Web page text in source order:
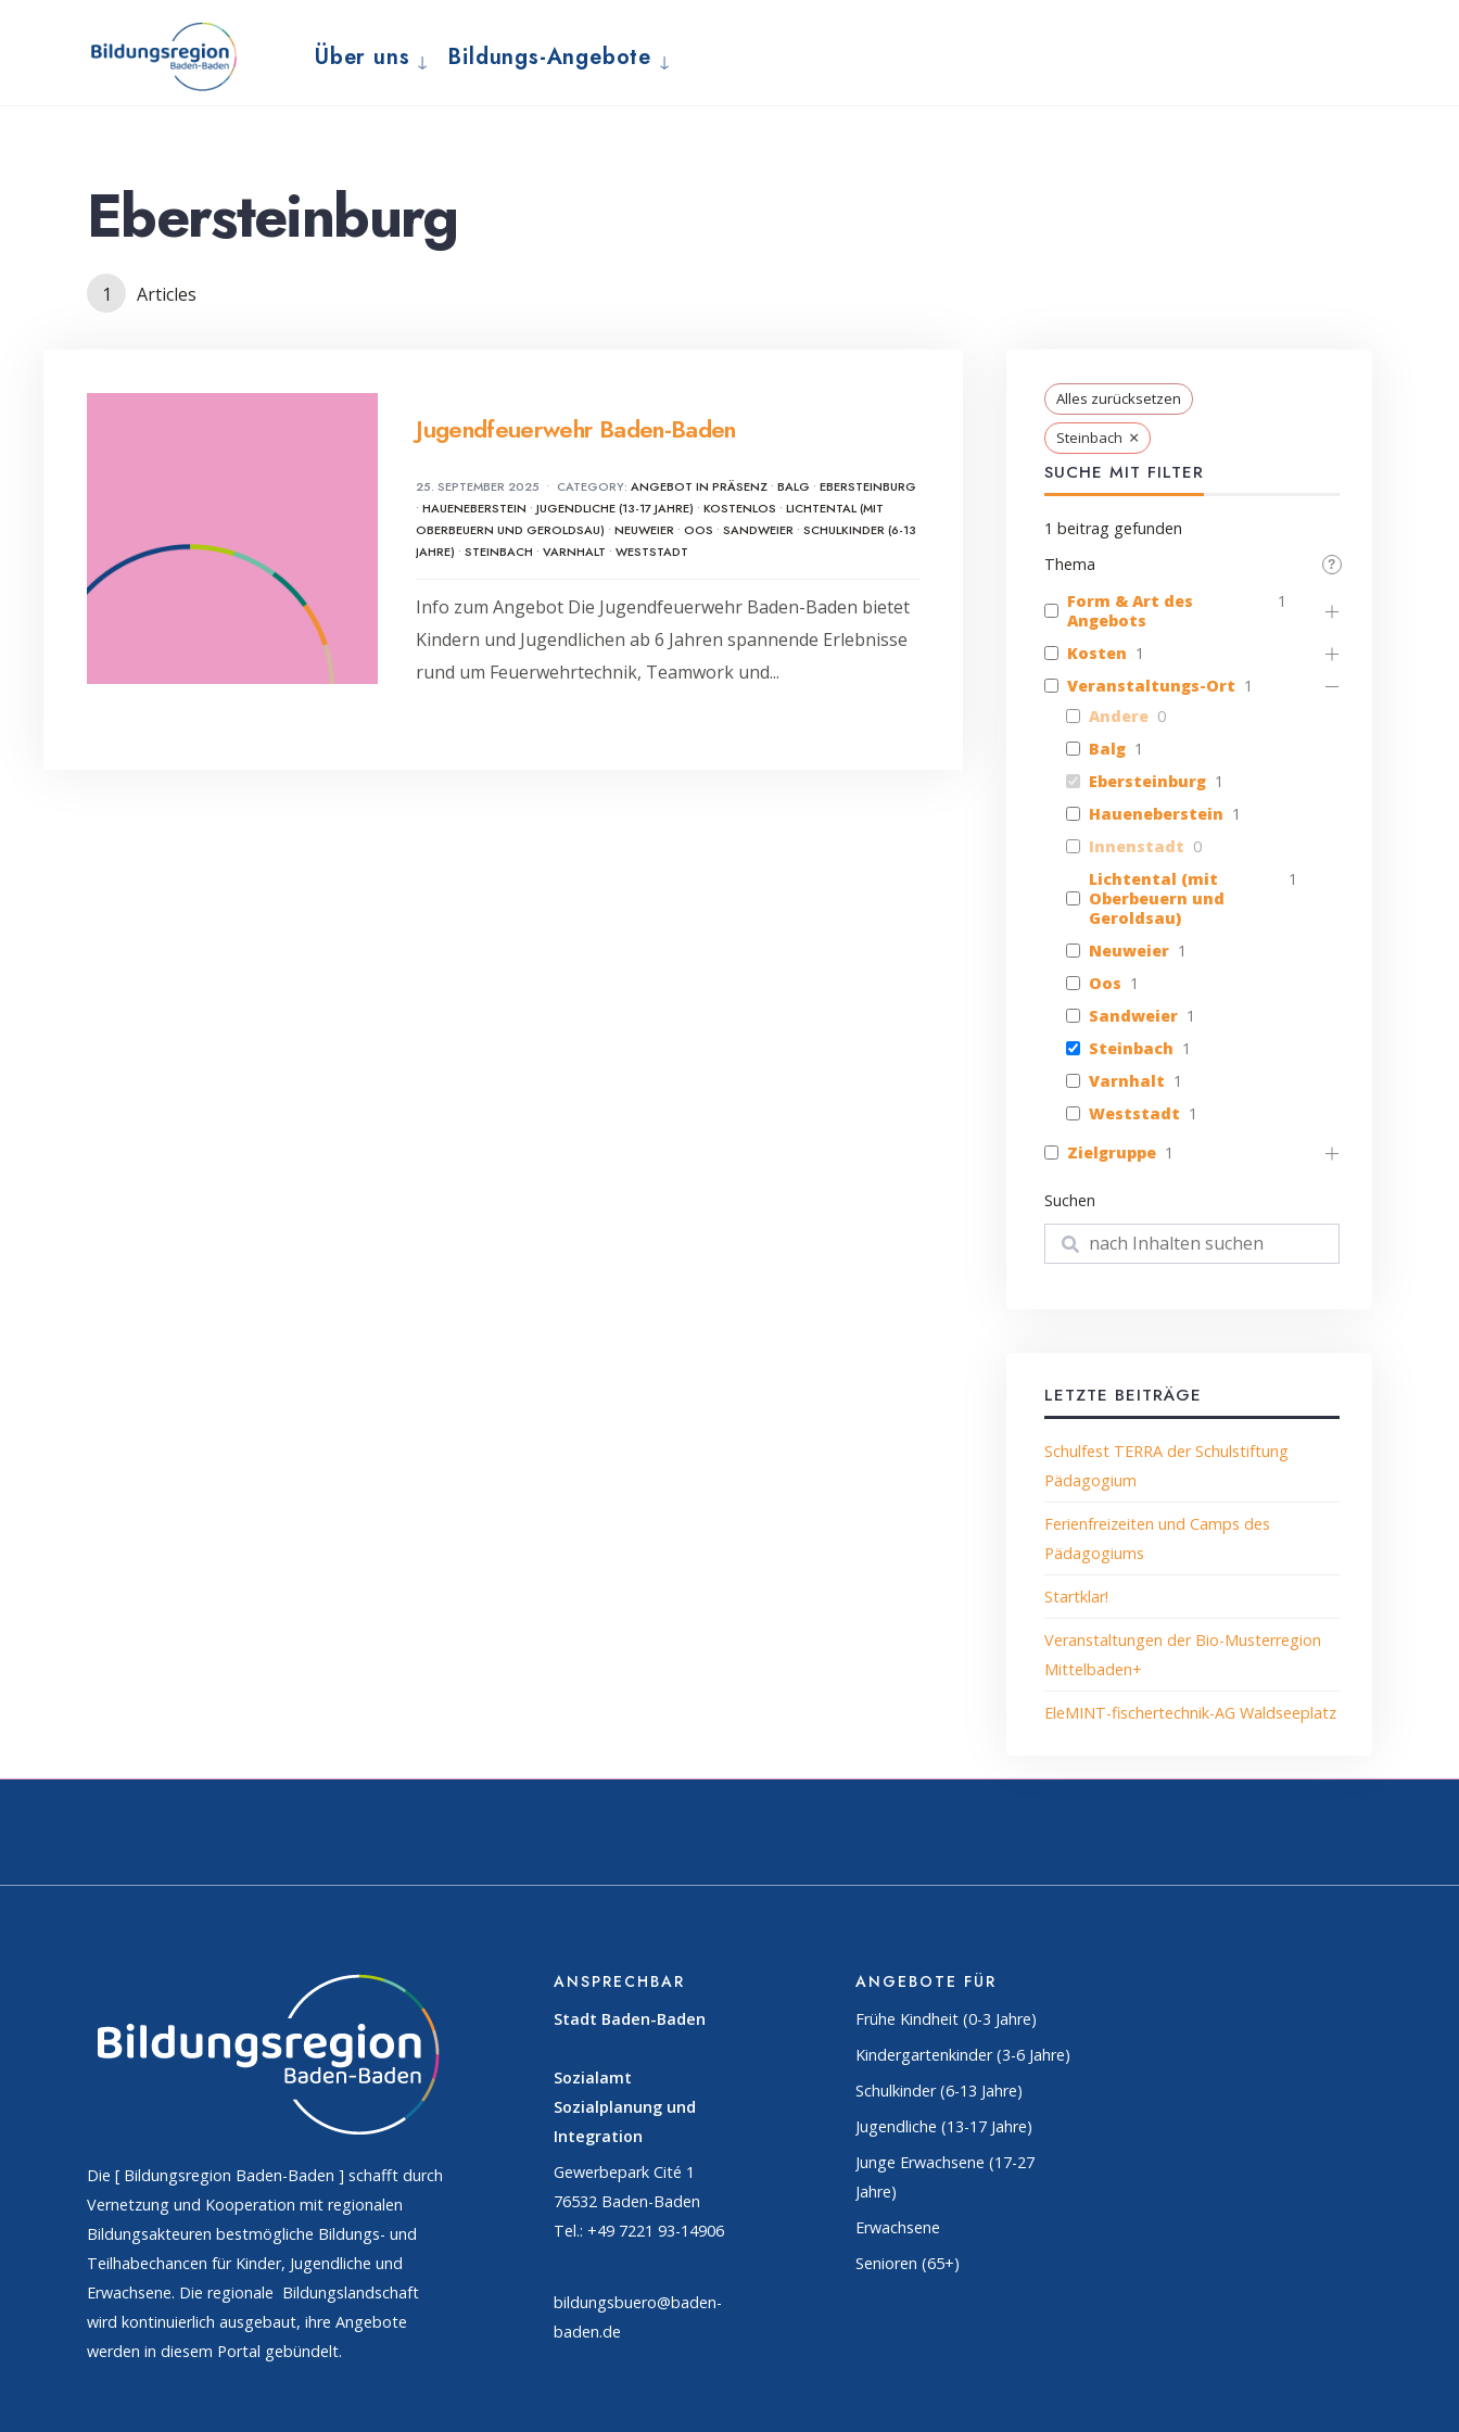
Über uns Bildungs-Angebote
Ebersteinburg
1 Articles
Jugendfeuerwehr Baden-Baden
25. SEPTEMBER 2025 • CATEGORY:ANGEBOT IN PRÄSENZ •BALG •EBERSTEINBURG
•HAUENEBERSTEIN •JUGENDLICHE (13-17 JAHRE) •KOSTENLOS •LICHTENTAL (MIT
OBERBEUERN UND GEROLDSAU) •NEUWEIER •OOS •SANDWEIER •SCHULKINDER (6-13
JAHRE) •STEINBACH •VARNHALT •WESTSTADT
Info zum Angebot Die Jugendfeuerwehr Baden-Baden bietet
Kindern und Jugendlichen ab 6 Jahren spannende Erlebnisse
rund um Feuerwehrtechnik, Teamwork und...
Alles zurücksetzen
Steinbach ×
SUCHE MIT FILTER
1 beitrag gefunden
Thema
Form & Art des
Angebots
1
Kosten 1
Veranstaltungs-Ort 1
Andere 0
Balg 1
Ebersteinburg 1
Haueneberstein 1
Innenstadt 0
Lichtental (mit
Oberbeuern und
Geroldsau)
1
Neuweier 1
Oos 1
Sandweier 1
Steinbach 1
Varnhalt 1
Weststadt 1
Zielgruppe 1
Suchen
Suchen
LETZTE BEITRÄGE
Schulfest TERRA der Schulstiftung
Pädagogium
Ferienfreizeiten und Camps des
Pädagogiums
Startklar!
Veranstaltungen der Bio-Musterregion
Mittelbaden+
EleMINT-fischertechnik-AG Waldseeplatz
Die [ Bildungsregion Baden-Baden ] schafft durch
Vernetzung und Kooperation mit regionalen
Bildungsakteuren bestmögliche Bildungs- und
Teilhabechancen für Kinder, Jugendliche und
Erwachsene. Die regionale Bildungslandschaft
wird kontinuierlich ausgebaut, ihre Angebote
werden in diesem Portal gebündelt.
ANSPRECHBAR
Stadt Baden-Baden
Sozialamt
Sozialplanung und
Integration
Gewerbepark Cité 1
76532 Baden-Baden
Tel.: +49 7221 93-14906
bildungsbuero@baden-
baden.de
ANGEBOTE FÜR
Frühe Kindheit (0-3 Jahre)
Kindergartenkinder (3-6 Jahre)
Schulkinder (6-13 Jahre)
Jugendliche (13-17 Jahre)
Junge Erwachsene (17-27
Jahre)
Erwachsene
Senioren (65+)